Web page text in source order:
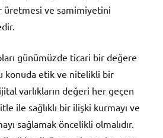
üretmesi ve samimiyetini
günümüzde ticari bir değere
konuda etik ve nitelikli bir
varlıkların değeri her geçen
ile sağlıklı bir ilişki kurmayı ve
sağlamak öncelikli olmalıdır.